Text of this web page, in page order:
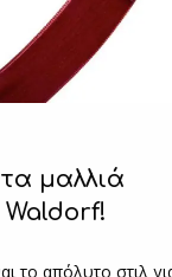
μαλλιά
Waldorf!
το απόλυτο στιλ